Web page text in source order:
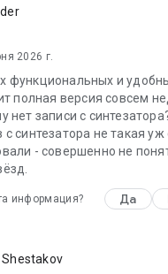
эффектов
ретро-звуковые
звуки в формате
функции
десятичных
эффекты
(RM), ШИМ
2026 г.
функциональных и
полная версия совсем
нет записи с
с синтезатора не такая
- совершенно не
информация? Да
Shestakov